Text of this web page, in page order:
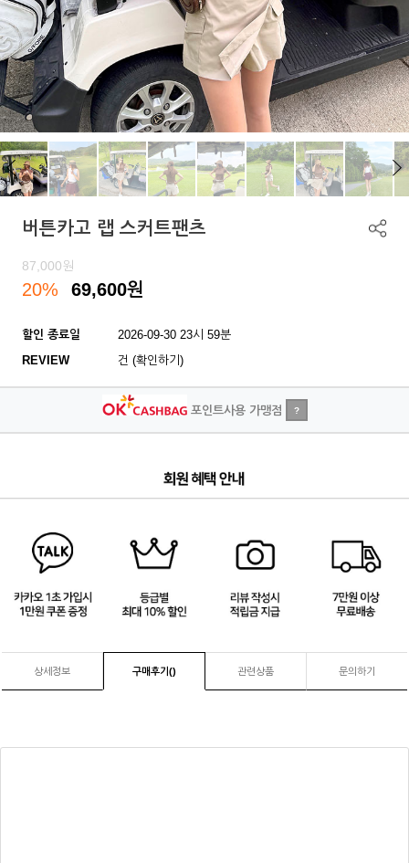
버튼카고 랩 스커트팬츠
87,000원
20% 69,600원
할인 종료일
2026-09-30 23시 59분
REVIEW
건 (확인하기)
포인트사용 가맹점 ?
상세정보 구매후기() 관련상품 문의하기